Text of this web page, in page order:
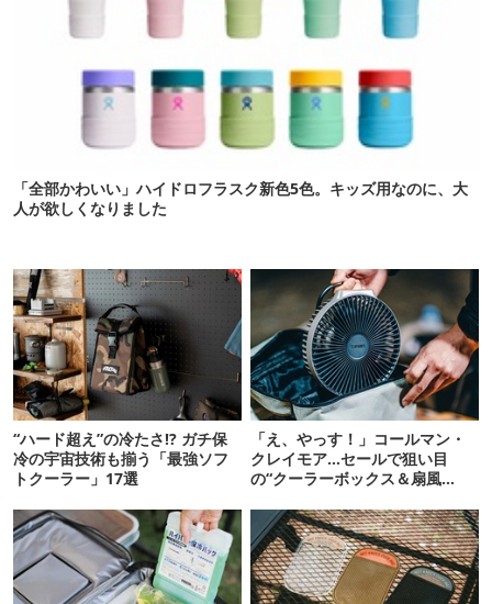
「全部かわいい」ハイドロフラスク新色5色。キッズ用なのに、大
人が欲しくなりました
“ハード超え”の冷たさ!? ガチ保
冷の宇宙技術も揃う「最強ソフ
トクーラー」17選
「え、やっす！」コールマン・
クレイモア…セールで狙い目
の“クーラーボックス＆扇風